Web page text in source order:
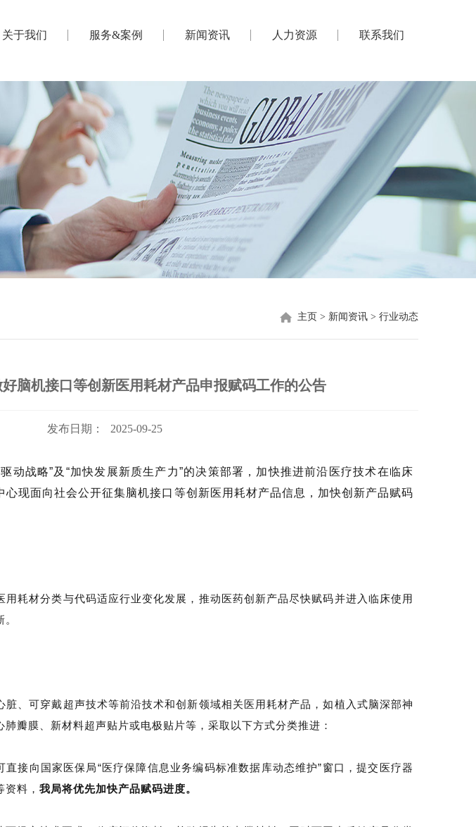
关于我们 服务&案例 新闻资讯 人力资源 联系我们
主页 > 新闻资讯 > 行业动态
脑机接口等创新医用耗材产品申报赋码工作的公告
发布日期： 2025-09-25
动战略”及“加快发展新质生产力”的决策部署，加快推进前沿医疗技术在临床
现面向社会公开征集脑机接口等创新医用耗材产品信息，加快创新产品赋码
耗材分类与代码适应行业变化发展，推动医药创新产品尽快赋码并进入临床使用
、可穿戴超声技术等前沿技术和创新领域相关医用耗材产品，如植入式脑深部神
瓣膜、新材料超声贴片或电极贴片等，采取以下方式分类推进：
接向国家医保局“医疗保障信息业务编码标准数据库动态维护”窗口，提交医疗器
料， 我局将优先加快产品赋码进度。